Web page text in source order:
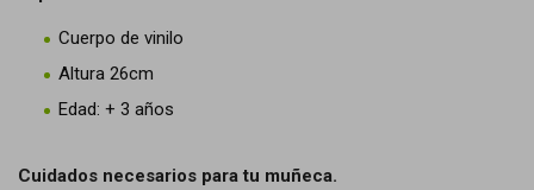
Cuerpo de vinilo
Altura 26cm
Edad: + 3 años
Cuidados necesarios para tu muñeca.